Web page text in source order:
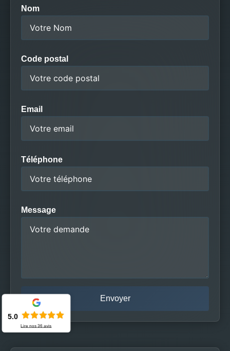
Nom
Code postal
Email
Téléphone
Message
5.0
Lire nos36 avis